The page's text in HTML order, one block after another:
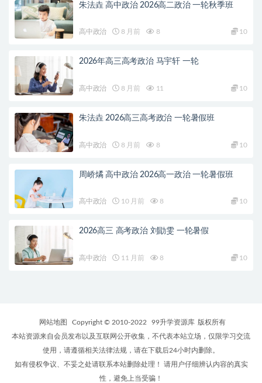
朱法垚 高中政治 2026高二政治 一轮秋季班
高中政治 8 月前 8 10
2026年高三高考政治 马宇轩 一轮
高中政治 8 月前 11 10
朱法垚 2026高三高考政治 一轮暑假班
高中政治 8 月前 8 10
周峤燏 高中政治 2026高一政治 一轮暑假班
高中政治 10 月前 8 10
2026高三 高考政治 刘勖雯 一轮暑假
高中政治 11 月前 8 10
网站地图 Copyright © 2010-2022 99升学资源库 版权所有
本站资源来自会员发布以及互联网公开收集，不代表本站立场，仅限学习交流
使用，请遵循相关法律法规，请在下载后24小时内删除。
如有侵权争议、不妥之处请联系本站删除处理！ 请用户仔细辨认内容的真实
性，避免上当受骗！